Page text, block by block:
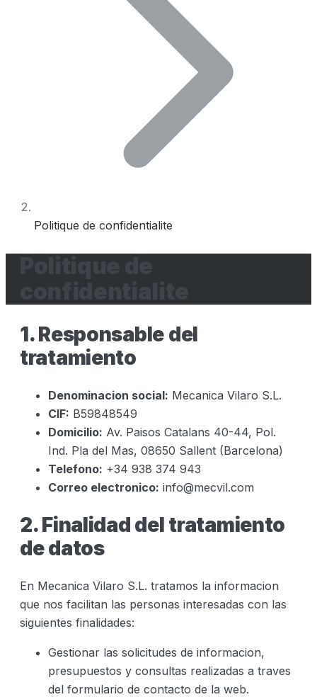
Politique de confidentialite
1. Responsable del
tratamiento
Denominacion social: Mecanica Vilaro S.L.
CIF: B59848549
Domicilio: Av. Paisos Catalans 40-44, Pol.
Ind. Pla del Mas, 08650 Sallent (Barcelona)
Telefono: +34 938 374 943
Correo electronico: info@mecvil.com
2. Finalidad del tratamiento
de datos
En Mecanica Vilaro S.L. tratamos la informacion
que nos facilitan las personas interesadas con las
siguientes finalidades:
Gestionar las solicitudes de informacion,
presupuestos y consultas realizadas a traves
del formulario de contacto de la web.